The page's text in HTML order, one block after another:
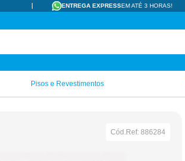
ENTREGA EXPRESSEM ATÉ 3 HORAS!
Pisos e Revestimentos
Cód.Ref:886284